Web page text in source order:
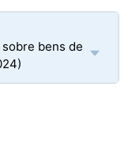
bens de